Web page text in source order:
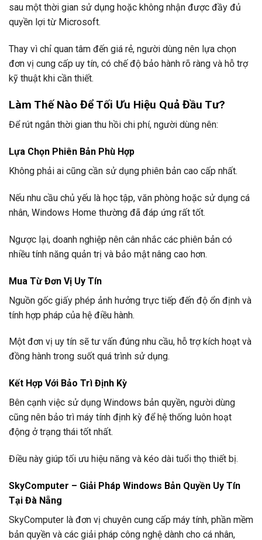
sau một thời gian sử dụng hoặc không nhận được đầy đủ
quyền lợi từ Microsoft.
Thay vì chỉ quan tâm đến giá rẻ, người dùng nên lựa chọn
đơn vị cung cấp uy tín, có chế độ bảo hành rõ ràng và hỗ trợ
kỹ thuật khi cần thiết.
Làm Thế Nào Để Tối Ưu Hiệu Quả Đầu Tư?
Để rút ngắn thời gian thu hồi chi phí, người dùng nên:
Lựa Chọn Phiên Bản Phù Hợp
Không phải ai cũng cần sử dụng phiên bản cao cấp nhất.
Nếu nhu cầu chủ yếu là học tập, văn phòng hoặc sử dụng cá
nhân, Windows Home thường đã đáp ứng rất tốt.
Ngược lại, doanh nghiệp nên cân nhắc các phiên bản có
nhiều tính năng quản trị và bảo mật nâng cao hơn.
Mua Từ Đơn Vị Uy Tín
Nguồn gốc giấy phép ảnh hưởng trực tiếp đến độ ổn định và
tính hợp pháp của hệ điều hành.
Một đơn vị uy tín sẽ tư vấn đúng nhu cầu, hỗ trợ kích hoạt và
đồng hành trong suốt quá trình sử dụng.
Kết Hợp Với Bảo Trì Định Kỳ
Bên cạnh việc sử dụng Windows bản quyền, người dùng
cũng nên bảo trì máy tính định kỳ để hệ thống luôn hoạt
động ở trạng thái tốt nhất.
Điều này giúp tối ưu hiệu năng và kéo dài tuổi thọ thiết bị.
SkyComputer – Giải Pháp Windows Bản Quyền Uy Tín
Tại Đà Nẵng
SkyComputer là đơn vị chuyên cung cấp máy tính, phần mềm
bản quyền và các giải pháp công nghệ dành cho cá nhân,